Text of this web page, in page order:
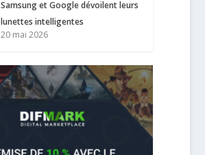
Samsung et Google dévoilent leurs
lunettes intelligentes
20 mai 2026